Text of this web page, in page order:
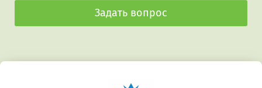
Задать вопрос